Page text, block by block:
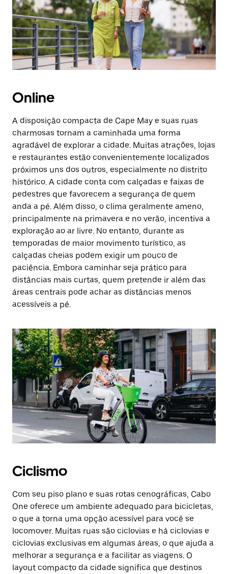
Online
A disposição compacta de Cape May e suas ruas
charmosas tornam a caminhada uma forma
agradável de explorar a cidade. Muitas atrações, lojas
e restaurantes estão convenientemente localizados
próximos uns dos outros, especialmente no distrito
histórico. A cidade conta com calçadas e faixas de
pedestres que favorecem a segurança de quem
anda a pé. Além disso, o clima geralmente ameno,
principalmente na primavera e no verão, incentiva a
exploração ao ar livre. No entanto, durante as
temporadas de maior movimento turístico, as
calçadas cheias podem exigir um pouco de
paciência. Embora caminhar seja prático para
distâncias mais curtas, quem pretende ir além das
áreas centrais pode achar as distâncias menos
acessíveis a pé.
Ciclismo
Com seu piso plano e suas rotas cenográficas, Cabo
One oferece um ambiente adequado para bicicletas,
o que a torna uma opção acessível para você se
locomover. Muitas ruas são ciclovias e há ciclovias e
ciclovias exclusivas em algumas áreas, o que ajuda a
melhorar a segurança e a facilitar as viagens. O
layout compacto da cidade significa que destinos